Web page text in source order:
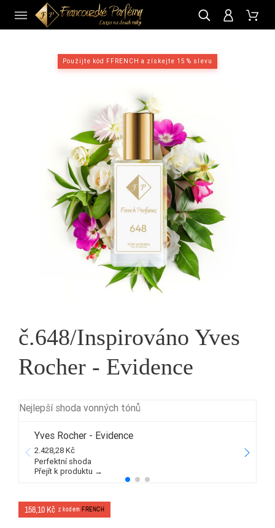
Použijte kód FFRENCH a získejte 15 % slevu
č.648/Inspirováno Yves
Rocher - Evidence
Nejlepší shoda vonných tónů
Yves Rocher - Evidence
2.428,28 Kč
Perfektní shoda
Přejít k produktu →
158,10 Kč z kodem FRENCH
CZ